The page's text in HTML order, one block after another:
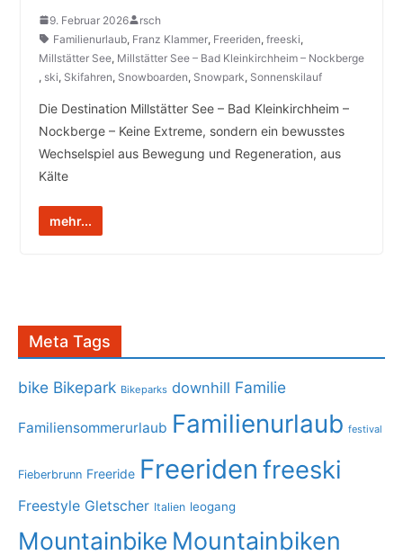
9. Februar 2026
rsch
Familienurlaub, Franz Klammer, Freeriden, freeski,
Millstätter See, Millstätter See – Bad Kleinkirchheim – Nockberge
, ski, Skifahren, Snowboarden, Snowpark, Sonnenskilauf
Die Destination Millstätter See – Bad Kleinkirchheim –
Nockberge – Keine Extreme, sondern ein bewusstes
Wechselspiel aus Bewegung und Regeneration, aus
Kälte
mehr...
Meta Tags
bike Bikepark Bikeparks downhill Familie
Familiensommerurlaub Familienurlaub festival
Fieberbrunn Freeride Freeriden freeski
Freestyle Gletscher Italien leogang
Mountainbike Mountainbiken